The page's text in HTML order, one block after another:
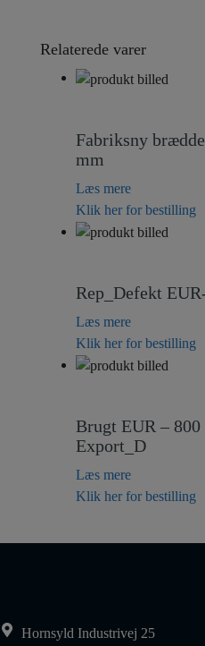
Relaterede varer
Fabriksny
mm
Læs mere
Klik her for bestilling
Rep_Defekt
Læs mere
Klik her for bestilling
Brugt EUR –
Export_D
Læs mere
Klik her for bestilling
Hornsyld Industrivej 25